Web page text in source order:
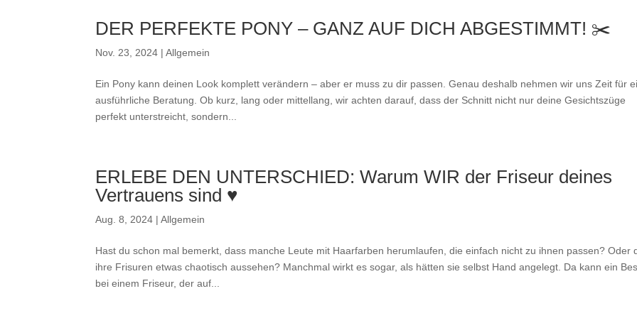
DER PERFEKTE PONY – GANZ AUF DICH ABGESTIMMT! ✂️
Nov. 23, 2024 |Allgemein
Ein Pony kann deinen Look komplett verändern – aber er muss zu dir passen. Genau deshalb nehmen wir uns Zeit für
ausführliche Beratung. Ob kurz, lang oder mittellang, wir achten darauf, dass der Schnitt nicht nur deine Gesichtszüge
perfekt unterstreicht, sondern...
ERLEBE DEN UNTERSCHIED: Warum WIR der Friseur deines
Vertrauens sind ♥
Aug. 8, 2024 |Allgemein
Hast du schon mal bemerkt, dass manche Leute mit Haarfarben herumlaufen, die einfach nicht zu ihnen passen? Oder
ihre Frisuren etwas chaotisch aussehen? Manchmal wirkt es sogar, als hätten sie selbst Hand angelegt. Da kann ein
bei einem Friseur, der auf...